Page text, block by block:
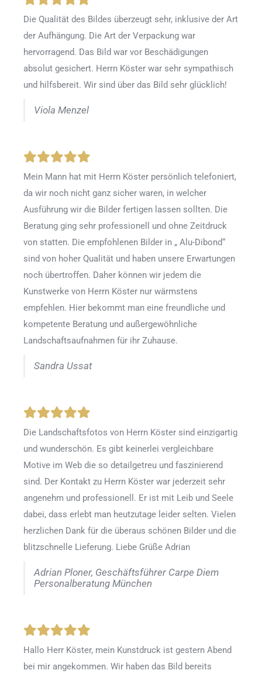
Die Qualität des Bildes überzeugt sehr, inklusive der Art
der Aufhängung. Die Art der Verpackung war
hervorragend. Das Bild war vor Beschädigungen
absolut gesichert. Herrn Köster war sehr sympathisch
und hilfsbereit. Wir sind über das Bild sehr glücklich!
Viola Menzel
Mein Mann hat mit Herrn Köster persönlich telefoniert,
da wir noch nicht ganz sicher waren, in welcher
Ausführung wir die Bilder fertigen lassen sollten. Die
Beratung ging sehr professionell und ohne Zeitdruck
von statten. Die empfohlenen Bilder in „ Alu-Dibond“
sind von hoher Qualität und haben unsere Erwartungen
noch übertroffen. Daher können wir jedem die
Kunstwerke von Herrn Köster nur wärmstens
empfehlen. Hier bekommt man eine freundliche und
kompetente Beratung und außergewöhnliche
Landschaftsaufnahmen für ihr Zuhause.
Sandra Ussat
Die Landschaftsfotos von Herrn Köster sind einzigartig
und wunderschön. Es gibt keinerlei vergleichbare
Motive im Web die so detailgetreu und faszinierend
sind. Der Kontakt zu Herrn Köster war jederzeit sehr
angenehm und professionell. Er ist mit Leib und Seele
dabei, dass erlebt man heutzutage leider selten. Vielen
herzlichen Dank für die überaus schönen Bilder und die
blitzschnelle Lieferung. Liebe Grüße Adrian
Adrian Ploner, Geschäftsführer Carpe Diem
Personalberatung München
Hallo Herr Köster, mein Kunstdruck ist gestern Abend
bei mir angekommen. Wir haben das Bild bereits